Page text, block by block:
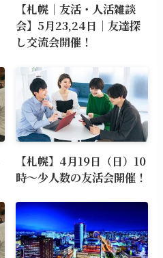
【札幌｜友活・人活雑談
会】5月23,24日｜友達探
し交流会開催！
【札幌】4月19日（日）10
時～少人数の友活会開催！